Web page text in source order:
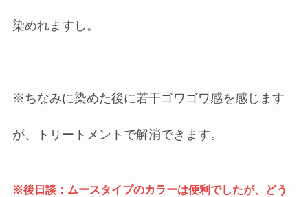
染めれますし。
※ちなみに染めた後に若干ゴワゴワ感を感じます
が、トリートメントで解消できます。
※後日談：ムースタイプのカラーは便利でしたが、どう